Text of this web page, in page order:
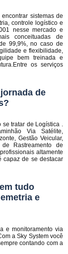
sistemas de
controle logístico e
nesse mercado e
conceituadas de
99,9%, no caso de
e flexibilidade,
bem treinada e
os serviços
de
se tratar de Logística .
Via Satélite,
Gestão Veicular,
Rastreamento de
altamente
capaz de se destacar
tudo
e
e monitoramento via
a Sky System você
contando com a